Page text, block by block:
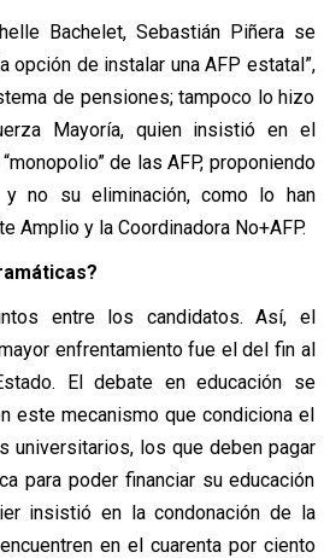
Bachelet, Sebastián Piñera se
opción de instalar una AFP estatal”,
de pensiones; tampoco lo hizo
Mayoría, quien insistió en el
de las AFP, proponiendo
no su eliminación, como lo han
Amplio y la Coordinadora No+AFP.
entre los candidatos. Así, el
enfrentamiento fue el del fin al
El debate en educación se
este mecanismo que condiciona el
universitarios, los que deben pagar
para poder financiar su educación
insistió en la condonación de la
en el cuarenta por ciento